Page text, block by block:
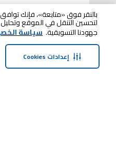
لتحسين التنقل في الموقع
جهودنا التسويقية. سياسة
إعدادات Cookies
الرئيسية الفئات